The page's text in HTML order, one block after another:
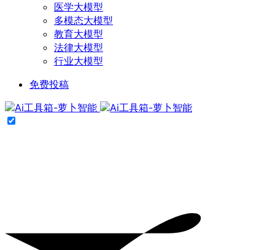
医学大模型
多模态大模型
教育大模型
法律大模型
行业大模型
免费投稿